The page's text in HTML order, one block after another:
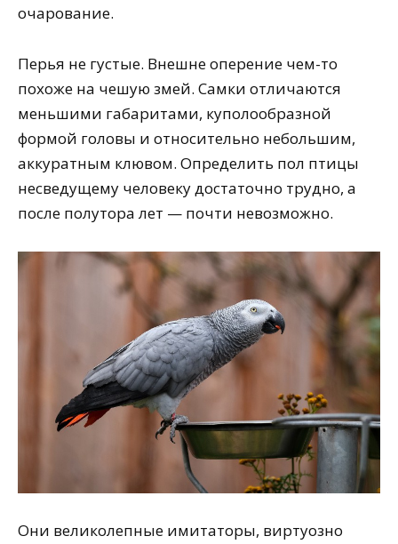
очарование.
Перья не густые. Внешне оперение чем-то
похоже на чешую змей. Самки отличаются
меньшими габаритами, куполообразной
формой головы и относительно небольшим,
аккуратным клювом. Определить пол птицы
несведущему человеку достаточно трудно, а
после полутора лет — почти невозможно.
Они великолепные имитаторы, виртуозно